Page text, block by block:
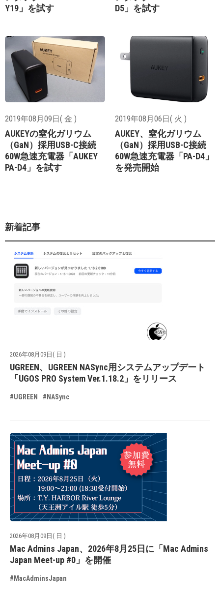
Y19」を試す
D5」を試す
2019年08月09日( 金 )
AUKEYの窒化ガリウム
（GaN）採用USB-C接続
60W急速充電器「AUKEY
PA-D4」を試す
2019年08月06日( 火 )
AUKEY、窒化ガリウム
（GaN）採用USB-C接続
60W急速充電器「PA-D4」
を発売開始
新着記事
2026年08月09日( 日 )
UGREEN、UGREEN NASync用システムアップデート
「UGOS PRO System Ver.1.18.2」をリリース
#UGREEN #NASync
2026年08月09日( 日 )
Mac Admins Japan、2026年8月25日に「Mac Admins
Japan Meet-up #0」を開催
#MacAdminsJapan